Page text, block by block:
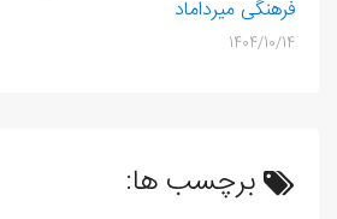
فرهنگی میرداماد
1404/10/14
برچسب ها: